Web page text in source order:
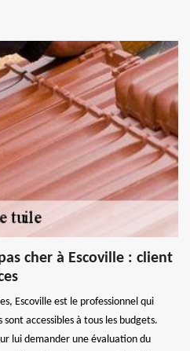
cher à Escoville : client
Escoville est le professionnel qui
accessibles à tous les budgets.
lui demander une évaluation du